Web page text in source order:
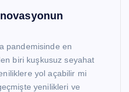
pandemisinde en
biri kuşkusuz seyahat
yol açabilir mi
yenilikleri ve